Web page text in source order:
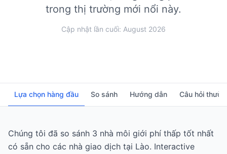
trong thị trường mới nổi này.
Cập nhật lần cuối: August 2026
Lựa chọn hàng đầu So sánh Hướng dẫn Câu hỏi
Chúng tôi đã so sánh 3 nhà môi giới phí thấp tốt nhất
có sẵn cho các nhà giao dịch tại Lào. Interactive